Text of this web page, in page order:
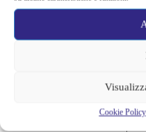
Cookie Policy
lavoro sul sequel: cosa
Sky e NOW svelano le uscite
documentari in arrivo: i titoli
Spider-Man: Brand New Day